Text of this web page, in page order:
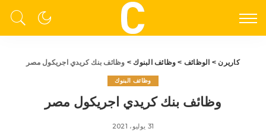
كاريرن> الوظائف > وظائف البنوك > وظائف بنك كريدي اجريكول مصر
وظائف البنوك
وظائف بنك كريدي اجريكول مصر
31 يوليو، 2021